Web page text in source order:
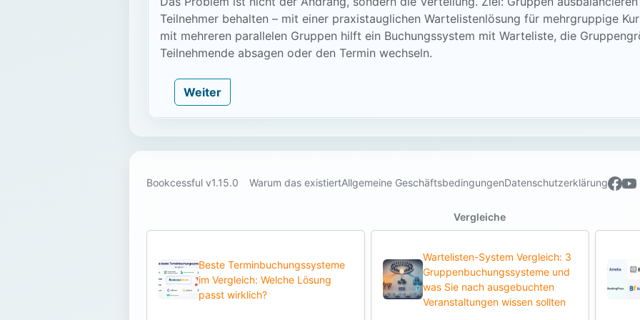
Teilnehmer behalten – mit einer praxistauglichen Wartelistenlösung für mehrgruppige
mit mehreren parallelen Gruppen hilft ein Buchungssystem mit Warteliste, die
Teilnehmende absagen oder den Termin wechseln.
Weiter
Bookcessful v1.15.0 Warum das existiertAllgemeine GeschäftsbedingungenDatenschutzerklärung
Vergleiche
Beste Terminbuchungssysteme
im Vergleich: Welche Lösung
passt wirklich?
Wartelisten-System Vergleich: 3
Gruppenbuchungssysteme und
was Sie nach ausgebuchten
Veranstaltungen wissen sollten